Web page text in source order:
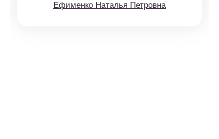
Ефименко Наталья Петровна